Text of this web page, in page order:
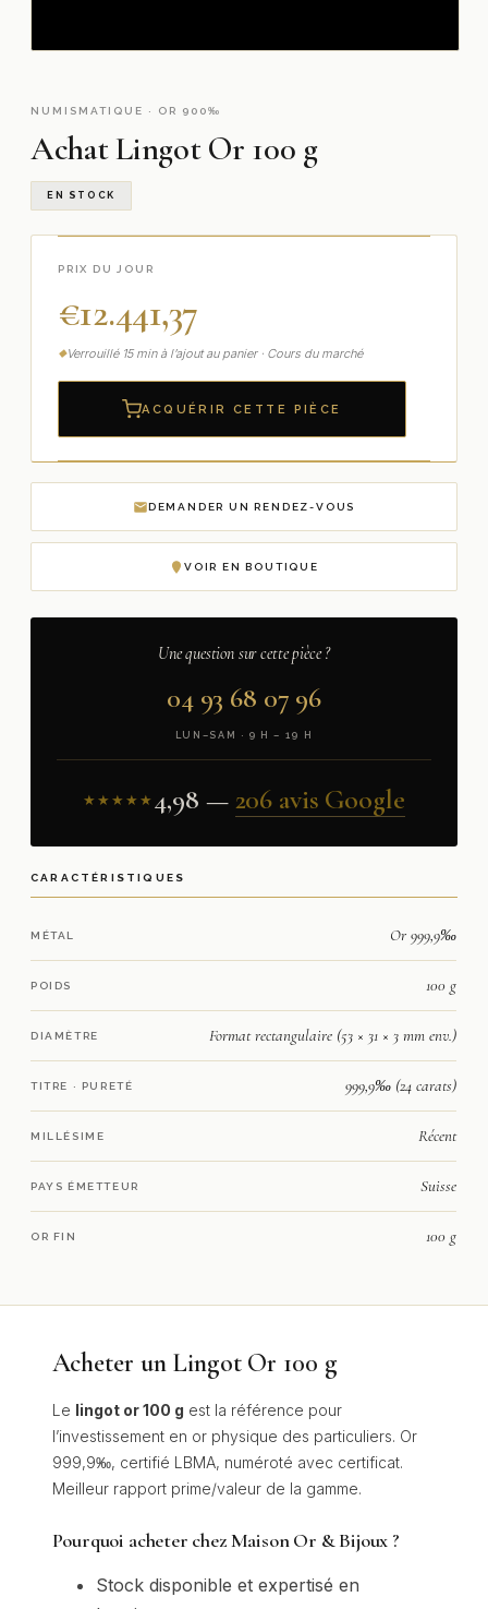
NUMISMATIQUE · OR 900‰
Achat Lingot Or 100 g
EN STOCK
PRIX DU JOUR
€12.441,37
Verrouillé 15 min à l’ajout au panier · Cours du marché
ACQUÉRIR CETTE PIÈCE
DEMANDER UN RENDEZ-VOUS
VOIR EN BOUTIQUE
Une question sur cette pièce ?
04 93 68 07 96
LUN–SAM · 9 H – 19 H
★★★★★4,98 —206 avis Google
CARACTÉRISTIQUES
MÉTAL Or 999,9‰
POIDS 100 g
DIAMÈTRE Format rectangulaire (53 × 31 × 3 mm env.)
TITRE · PURETÉ 999,9‰ (24 carats)
MILLÉSIME Récent
PAYS ÉMETTEUR Suisse
OR FIN 100 g
Acheter un Lingot Or 100 g
Le lingot or 100 g est la référence pour
l’investissement en or physique des particuliers. Or
999,9‰, certifié LBMA, numéroté avec certificat.
Meilleur rapport prime/valeur de la gamme.
Pourquoi acheter chez Maison Or & Bijoux ?
Stock disponible et expertisé en